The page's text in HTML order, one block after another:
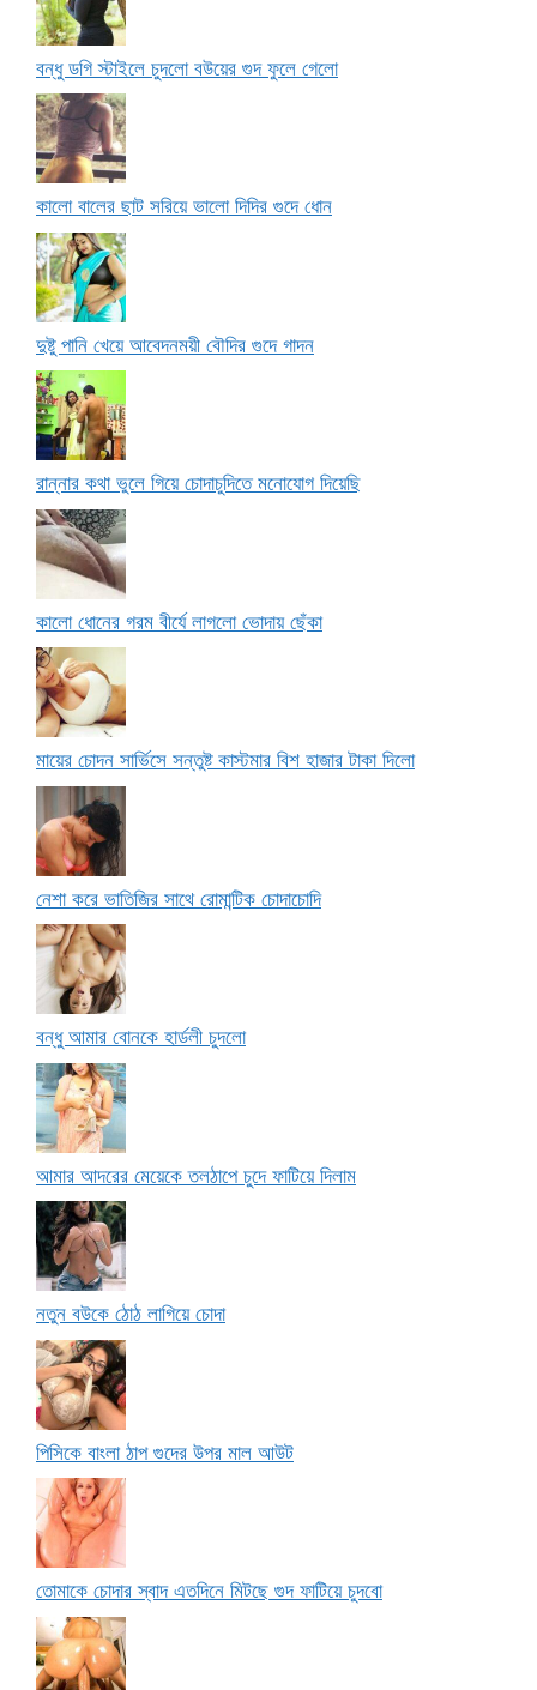
বন্ধু ডগি স্টাইলে চুদলো বউয়ের গুদ ফুলে গেলো
কালো বালের ছাট সরিয়ে ভালো দিদির গুদে ধোন
দুষ্টু পানি খেয়ে আবেদনময়ী বৌদির গুদে গাদন
রান্নার কথা ভুলে গিয়ে চোদাচুদিতে মনোযোগ দিয়েছি
কালো ধোনের গরম বীর্যে লাগলো ভোদায় ছেঁকা
মায়ের চোদন সার্ভিসে সন্তুষ্ট কাস্টমার বিশ হাজার টাকা দিলো
নেশা করে ভাতিজির সাথে রোমান্টিক চোদাচোদি
বন্ধু আমার বোনকে হার্ডলী চুদলো
আমার আদরের মেয়েকে তলঠাপে চুদে ফাটিয়ে দিলাম
নতুন বউকে ঠোঠ লাগিয়ে চোদা
পিসিকে বাংলা ঠাপ গুদের উপর মাল আউট
তোমাকে চোদার স্বাদ এতদিনে মিটছে গুদ ফাটিয়ে চুদবো